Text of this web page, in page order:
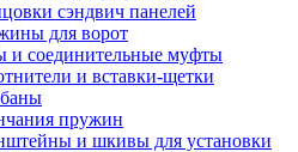
сэндвич панелей
для ворот
и соединительные муфты
и вставки-щетки
пружин
и шкивы для установки